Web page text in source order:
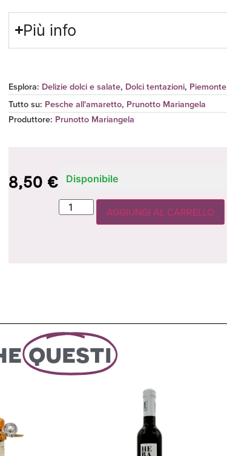
Più info
Esplora: Delizie dolci e salate, Dolci tentazioni, Piemonte
Tutto su: Pesche all'amaretto, Prunotto Mariangela
Produttore: Prunotto Mariangela
8,50 € Disponibile
AGGIUNGI AL CARRELLO
questi